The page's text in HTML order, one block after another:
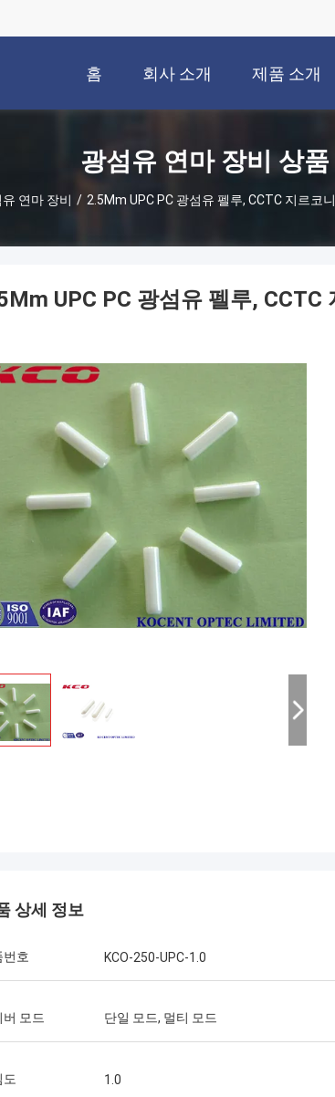
홈 회사 소개 제품 소개
광섬유 연마 장비 상품
연마 장비 / 2.5Mm UPC PC 광섬유 펠루, CCTC 지르코
Thang Nguyen 님
Kocent Optec Limited는 저희 회사의 장기
UPC PC 광섬유 펠루,
상세 정보
번호 KCO-250-UPC-1.0
버 모드 단일 모드, 멀티 모드
도 1.0